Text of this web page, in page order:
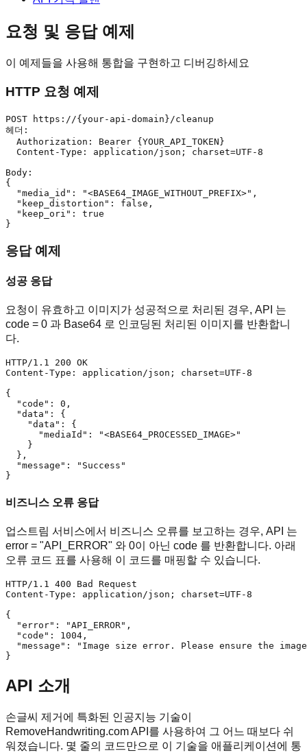
요청 및 응답 예제
이 예제들을 사용해 통합을 구현하고 디버깅하세요
HTTP 요청 예제
POST https://{your-api-domain}/cleanup
헤더:
  Authorization: Bearer {YOUR_API_TOKEN}
  Content-Type: application/json; charset=UTF-8
Body:
{
  "media_id": "<BASE64_IMAGE_WITHOUT_PREFIX>",
  "keep_distortion": false,
  "keep_ori": true
}
응답 예제
성공 응답
요청이 유효하고 이미지가 성공적으로 처리된 경우, API 는
code = 0 과 Base64 로 인코딩된 처리된 이미지를 반환합니
다.
HTTP/1.1 200 OK
Content-Type: application/json; charset=UTF-8
{
  "code": 0,
  "data": {
    "data": {
      "mediaId": "<BASE64_PROCESSED_IMAGE>"
    }
  },
  "message": "Success"
}
비즈니스 오류 응답
업스트림 서비스에서 비즈니스 오류를 보고하는 경우, API 는
error = "API_ERROR" 와 0이 아닌 code 를 반환합니다. 아래
오류 코드 표를 사용해 이 코드를 매핑할 수 있습니다.
HTTP/1.1 400 Bad Request
Content-Type: application/json; charset=UTF-8
{
  "error": "API_ERROR",
  "code": 1004,
"message": "Image size error. Please ensure the
}
API 소개
손글씨 제거에 특화된 인공지능 기술이
RemoveHandwriting.com API를 사용하여 그 어느 때보다 쉬
워졌습니다. 몇 줄의 코드만으로 이 기술을 애플리케이션에 통